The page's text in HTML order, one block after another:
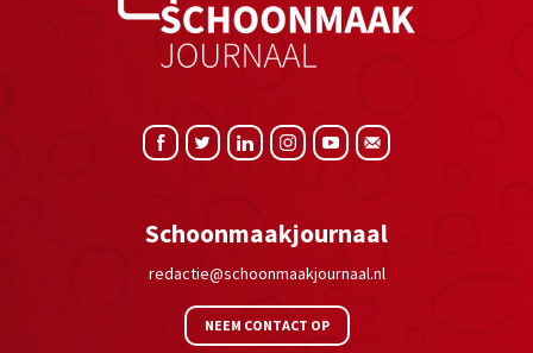
Schoonmaakjournaal
redactie@schoonmaakjournaal.nl
NEEM CONTACT OP